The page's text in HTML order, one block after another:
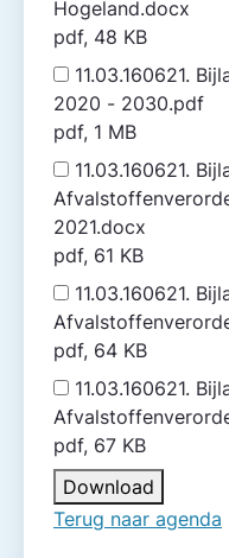
Hogeland.docx
pdf, 48 KB
11.03.160621.
2020 - 2030.pdf
pdf, 1 MB
11.03.160621.
2021.docx
pdf, 61 KB
11.03.160621.
pdf, 64 KB
11.03.160621.
pdf, 67 KB
Download
Terug naar agenda